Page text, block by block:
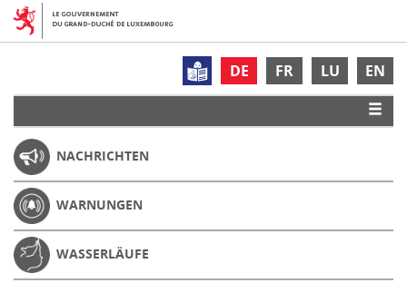
DE FR LU EN
NACHRICHTEN
WARNUNGEN
WASSERLÄUFE